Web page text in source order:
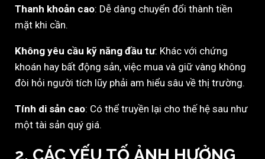
Thanh khoản cao: Dễ dàng chuyển đổi thành tiền
mặt khi cần.
Không yêu cầu kỹ năng đầu tư: Khác với chứng
khoán hay bất động sản, việc mua và giữ vàng không
đòi hỏi người tích lũy phải am hiểu sâu về thị trường.
Tính di sản cao: Có thể truyền lại cho thế hệ sau như
một tài sản quý giá.